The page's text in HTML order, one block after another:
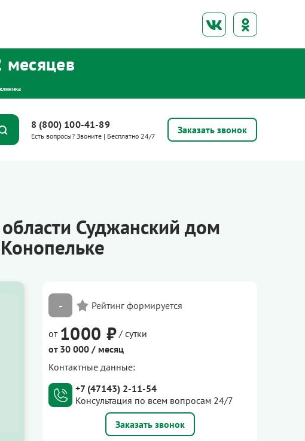
месяцев
8 (800) 100-41-89
Есть вопросы? Звоните | Бесплатно 24/7
Заказать звонок
Суджанский дом
-
от 1000 ₽/ сутки
от 30 000 / месяц
Контактные данные:
+7 (47143) 2-11-54
Консультация по всем вопросам 24/7
Заказать звонок